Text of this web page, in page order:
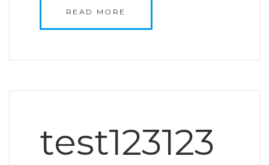
READ MORE
test123123